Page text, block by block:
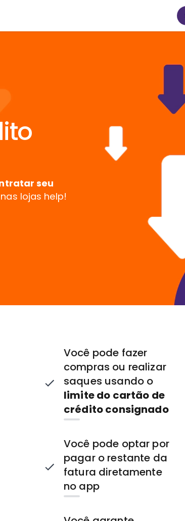
seu
lojas help!
Você pode fazer
compras ou realizar
saques usando o
limite do cartão de
crédito consignado
Você pode optar por
pagar o restante da
fatura diretamente
no app